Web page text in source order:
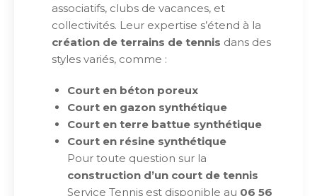
associatifs, clubs de vacances, et
collectivités. Leur expertise s’étend à la
création de terrains de tennis dans des
styles variés, comme :
Court en béton poreux
Court en gazon synthétique
Court en terre battue synthétique
Court en résine synthétique
Pour toute question sur la
construction d’un court de tennis
Service Tennis est disponible au 06 56